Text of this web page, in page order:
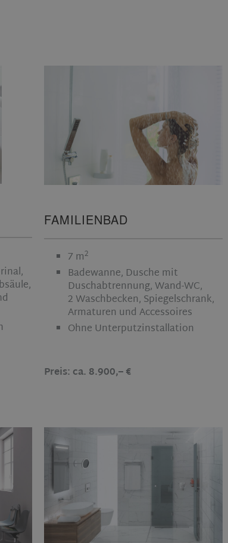
FAMILIENBAD
7 m2
Badewanne, Dusche mit
Duschabtrennung, Wand-WC,
2 Waschbecken, Spiegelschrank,
Armaturen und Accessoires
Ohne Unterputzinstallation
Preis: ca. 8.900,– €